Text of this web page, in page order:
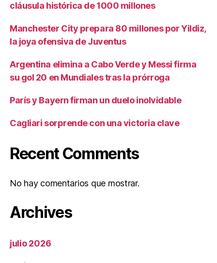
cláusula histórica de 1000 millones
Manchester City prepara 80 millones por Yildiz,
la joya ofensiva de Juventus
Argentina elimina a Cabo Verde y Messi firma
su gol 20 en Mundiales tras la prórroga
París y Bayern firman un duelo inolvidable
Cagliari sorprende con una victoria clave
Recent Comments
No hay comentarios que mostrar.
Archives
julio 2026